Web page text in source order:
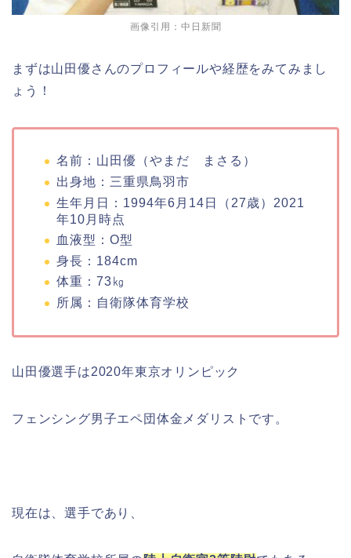
画像引用：中日新聞
まずは山田優さんのプロフィールや経歴をみてみまし
ょう！
名前：山田優（やまだ まさる）
出身地：三重県鳥羽市
生年月日：1994年6月14日（27歳）2021
年10月時点
血液型：O型
身長：184cm
体重：73㎏
所属：自衛隊体育学校
山田優選手は2020年東京オリンピック
フェンシング男子エペ団体金メダリストです。
現在は、選手であり、